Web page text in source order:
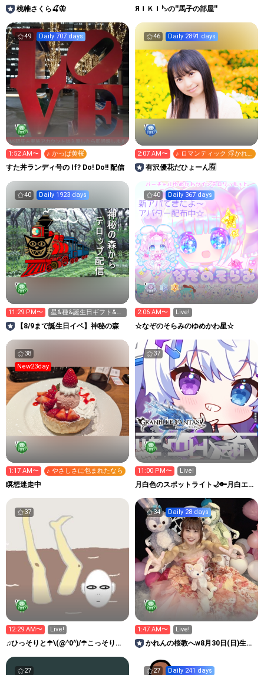
桃帷さくら🍒🦋 ЯＩＫＩ㌧の''馬子の部屋''
49 Daily 707 days
1:52 AM〜 ♪ かっぱ黄桜
すた丼ランディ号の If? Do! Do!! 配信
46 Daily 2891 days
2:07 AM〜
♪ ロマンティック 浮かれ
モード
有沢優花だひょーん🈶
40 Daily 1923 days
11:29 PM〜
星&種&誕生日ギフト&虹
星お願いします
【8/9まで誕生日イベ】神秘の森
40 Daily 367 days
2:06 AM〜 Live!
☆なぞのそらみのゆめかわ星☆
38
New23day
1:17 AM〜 ♪ やさしさに包まれたなら
瞑想迷走中
37
11:00 PM〜 Live!
月白色のスポットライト🌙🔑月白エイ
37
12:29 AM〜 Live!
♫ひっそりと☂\(@^0^)/☂こっそりと
34 Daily 28 days
1:47 AM〜 Live!
かれんの桜教へw8月30日(日)生誕
27 27 Daily 241 days